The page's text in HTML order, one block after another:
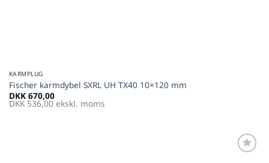
KARMPLUG
Fischer karmdybel SXRL UH TX40 10×120 mm
DKK 670,00
DKK 536,00 ekskl. moms